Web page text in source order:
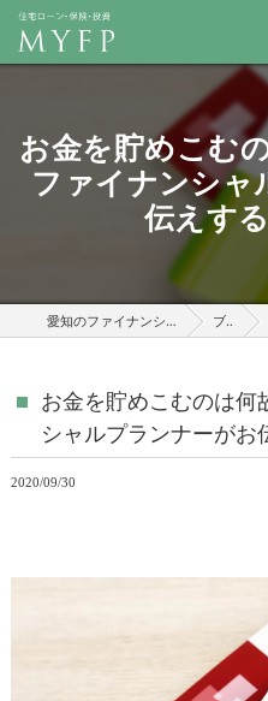
お金を貯めこむ
ファイナンシャ
伝えす
愛知のファイナンシャルプランナーはMYFP ブログ
お金を貯めこむのは何
シャルプランナーがお
2020/09/30